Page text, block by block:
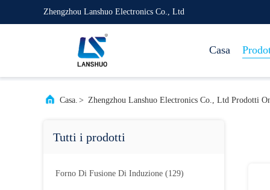
Zhengzhou Lanshuo Electronics Co., Ltd
Casa
Casa. > Zhengzhou Lanshuo Electronics Co., Ltd Prodotti
Tutti i prodotti
Forno Di Fusione Di Induzione (129)